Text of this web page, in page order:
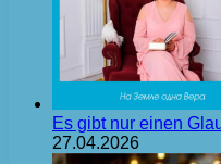
Es gibt nur einen
27.04.2026